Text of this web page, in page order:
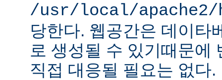
/usr/local/
당한다. 웹공간은 데이타
로 생성될 수 있기때문에
직접 대응될 필요는 없다.